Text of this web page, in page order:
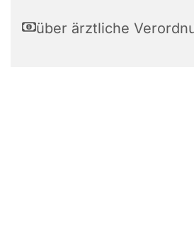
über ärztliche